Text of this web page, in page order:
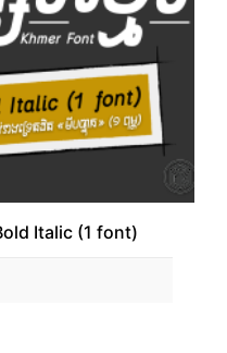
Italic (1 font)